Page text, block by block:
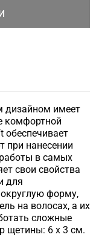
дизайном имеет
комфортной
при нанесении
в самых
свои свойства
для
форму,
на волосах, а их
сложные
щетины: 6 х 3 см.